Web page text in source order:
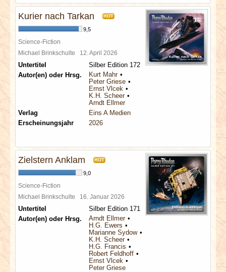
Kurier nach Tarkan HOT
9,5
Science-Fiction
Michael Brinkschulte 12. April 2026
Untertitel
Silber Edition 172
Autor(en) oder Hrsg.
Kurt Mahr
Peter Griese
Ernst Vlcek
K.H. Scheer
Arndt Ellmer
Verlag
Eins A Medien
Erscheinungsjahr
2026
Zielstern Anklam HOT
9,0
Science-Fiction
Michael Brinkschulte 16. Januar 2026
Untertitel
Silber Edition 171
Autor(en) oder Hrsg.
Arndt Ellmer
H.G. Ewers
Marianne Sydow
K.H. Scheer
H.G. Francis
Robert Feldhoff
Ernst Vlcek
Peter Griese